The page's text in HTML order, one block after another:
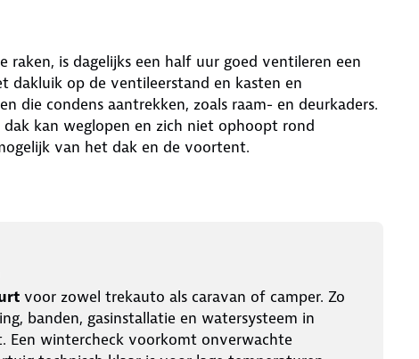
is dagelijks een half uur goed ventileren een
dakluik op de ventileerstand en kasten en
die condens aantrekken, zoals raam- en deurkaders.
kan weglopen en zich niet ophoopt rond
van het dak en de voortent.
voor zowel trekauto als caravan of camper. Zo
banden, gasinstallatie en watersysteem in
Een wintercheck voorkomt onverwachte